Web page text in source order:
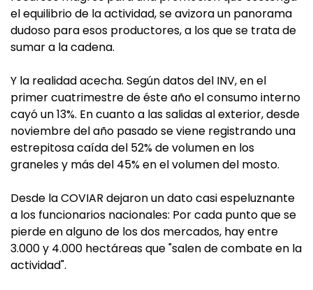
el equilibrio de la actividad, se avizora un panorama
dudoso para esos productores, a los que se trata de
sumar a la cadena.
Y la realidad acecha. Según datos del INV, en el
primer cuatrimestre de éste año el consumo interno
cayó un 13%. En cuanto a las salidas al exterior, desde
noviembre del año pasado se viene registrando una
estrepitosa caída del 52% de volumen en los
graneles y más del 45% en el volumen del mosto.
Desde la COVIAR dejaron un dato casi espeluznante
a los funcionarios nacionales: Por cada punto que se
pierde en alguno de los dos mercados, hay entre
3.000 y 4.000 hectáreas que "salen de combate en la
actividad".